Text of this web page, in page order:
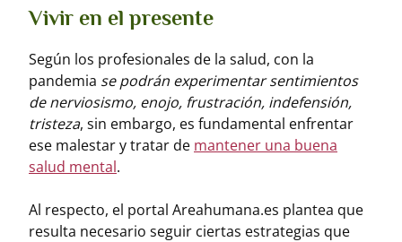
Vivir en el presente
Según los profesionales de la salud, con la
pandemia se podrán experimentar sentimientos
de nerviosismo, enojo, frustración, indefensión,
tristeza, sin embargo, es fundamental enfrentar
ese malestar y tratar de mantener una buena
salud mental.
Al respecto, el portal Areahumana.es plantea que
resulta necesario seguir ciertas estrategias que